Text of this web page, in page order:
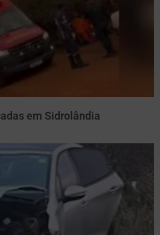
em Sidrolândia